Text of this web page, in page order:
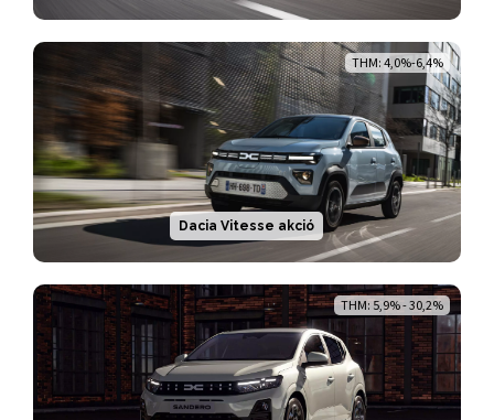
THM: 4,0%-6,4%
Dacia Vitesse akció
THM: 5,9% - 30,2%